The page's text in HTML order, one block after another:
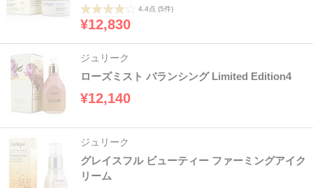
4.4点 (5件)
¥12,830
ジュリーク
ローズミスト バランシング Limited Edition4
¥12,140
ジュリーク
グレイスフル ビューティー ファーミングアイク
リーム